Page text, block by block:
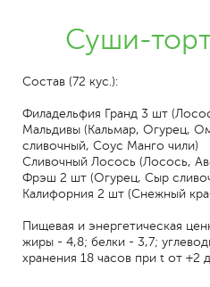
Суши-
Состав (72 кус.):
Филадельфия Гранд 3 шт
Мальдивы (Кальмар, Огурец,
сливочный, Соус Манго чили)
Сливочный Лосось (Лосось,
Фрэш 2 шт (Огурец, Сыр
Калифорния 2 шт (Снежный
Пищевая и энергетическая
жиры - 4,8; белки - 3,7;
хранения 18 часов при t от +2